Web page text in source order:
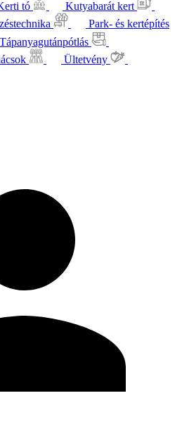
tó
Kutyabarát kert
Park- és kertépítés
Tápanyagutánpótlás
Ültetvény